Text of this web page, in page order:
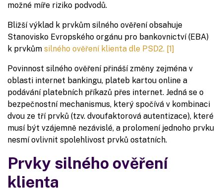
možné míře riziko podvodů.
Bližší výklad k prvkům silného ověření obsahuje
Stanovisko Evropského orgánu pro bankovnictví (EBA)
k prvkům silného ověření klienta dle PSD2. [1]
Povinnost silného ověření přináší změny zejména v
oblasti internet bankingu, plateb kartou online a
podávání platebních příkazů přes internet. Jedná se o
bezpečnostní mechanismus, který spočívá v kombinaci
dvou ze tří prvků (tzv. dvoufaktorová autentizace), které
musí být vzájemně nezávislé, a prolomení jednoho prvku
nesmí ovlivnit spolehlivost prvků ostatních.
Prvky silného ověření
klienta